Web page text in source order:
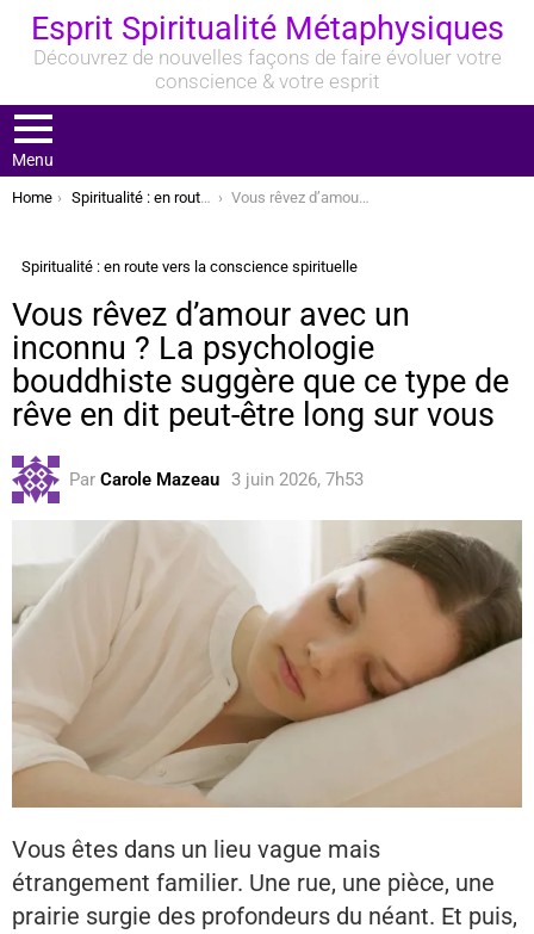
Esprit Spiritualité Métaphysiques
Découvrez de nouvelles façons de faire évoluer votre
conscience & votre esprit
Menu
You are here:
Home Spiritualité : en route vers la conscience spirituelle Vous rêvez d’amour avec un inconnu ? La psychologie bouddhiste suggère que ce type de rêve en dit peut-être long sur vous
Spiritualité : en route vers la conscience spirituelle
Vous rêvez d’amour avec un
inconnu ? La psychologie
bouddhiste suggère que ce type de
rêve en dit peut-être long sur vous
Par Carole Mazeau 3 juin 2026, 7h53
Vous êtes dans un lieu vague mais
étrangement familier. Une rue, une pièce, une
prairie surgie des profondeurs du néant. Et puis,